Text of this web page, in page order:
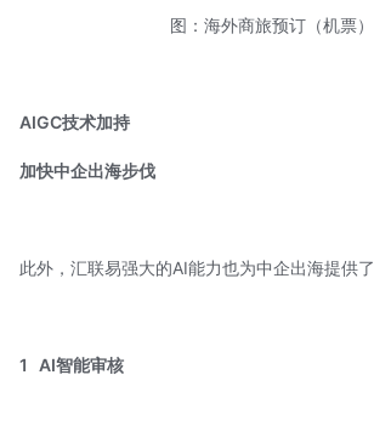
图：海外商旅预订（机票）
AIGC技术加持
加快中企出海步伐
此外，汇联易强大的AI能力也为中企出海提供了
1 AI智能审核